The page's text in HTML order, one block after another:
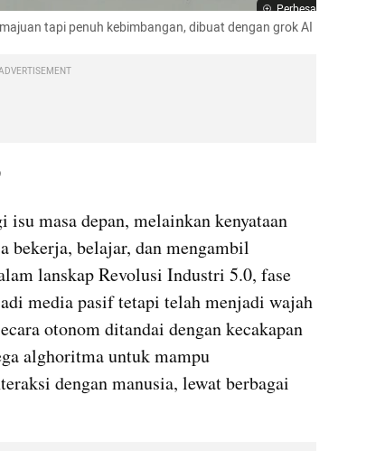
Perbesar
tapi penuh kebimbangan, dibuat dengan grok AI
masa depan, melainkan kenyataan
bekerja, belajar, dan mengambil
lanskap Revolusi Industri 5.0, fase
media pasif tetapi telah menjadi wajah
otonom ditandai dengan kecakapan
alghoritma untuk mampu
dengan manusia, lewat berbagai